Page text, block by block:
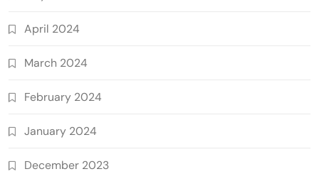
April 2024
March 2024
February 2024
January 2024
December 2023